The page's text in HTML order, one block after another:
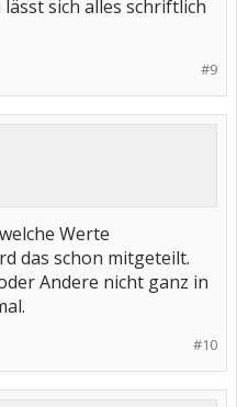
sich alles schriftlich
#9
Werte
das schon mitgeteilt.
Andere nicht ganz in
#10